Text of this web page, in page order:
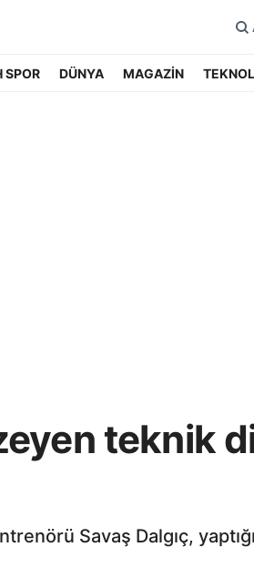
SPOR DÜNYA MAGAZİN
teknik
Savaş Dalgıç,